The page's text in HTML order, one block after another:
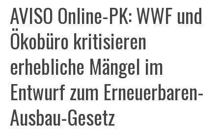
AVISO Online-PK: WWF und
Ökobüro kritisieren
erhebliche Mängel im
Entwurf zum Erneuerbaren-
Ausbau-Gesetz